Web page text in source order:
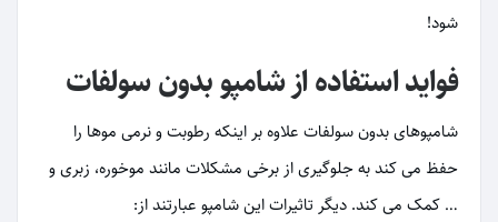
شود!
فواید استفاده از شامپو بدون سولفات
شامپوهای بدون سولفات علاوه بر اینکه رطوبت و نرمی موها را
حفظ می کند به جلوگیری از برخی مشکلات مانند موخوره، زبری و
… کمک می کند. دیگر تاثیرات این شامپو عبارتند از: